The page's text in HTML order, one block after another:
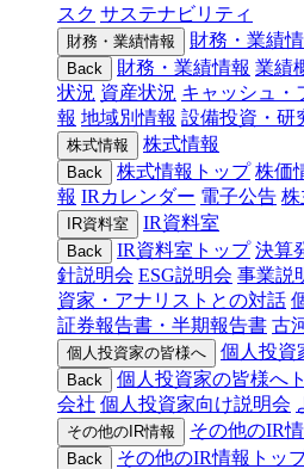
スク サステナビリティ
財務・業績情報 財務・業績
Back 財務・業績情報 業績
状況 資産状況 キャッシュ・
報 地域別情報 設備投資・研
株式情報 株式情報
Back 株式情報トップ 株価
報 IRカレンダー 電子公告 株
IR資料室 IR資料室
Back IR資料室トップ 決算
針説明会 ESG説明会 事業説
資家・アナリストとの対話
証券報告書・半期報告書 古
個人投資家の皆様へ 個人投資
Back 個人投資家の皆様へ
会社 個人投資家向け説明会
その他のIR情報 その他のIR
Back その他のIR情報トッ